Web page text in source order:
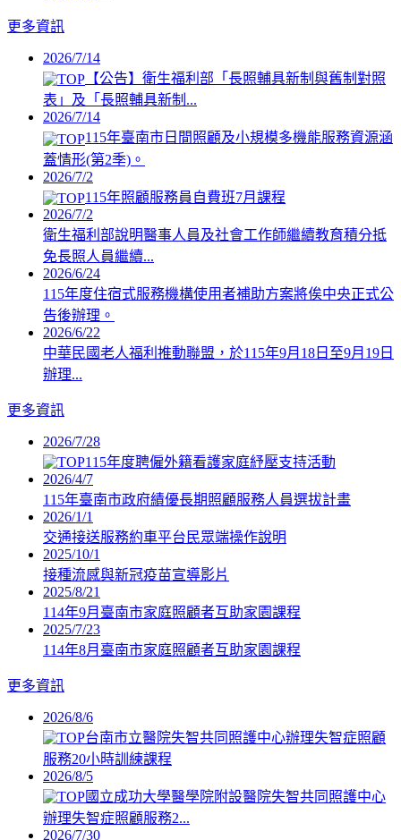
更多資訊
2026/7/14
【公告】衛生福利部「長照輔具新制與舊制對照
表」及「長照輔具新制...
2026/7/14
115年臺南市日間照顧及小規模多機能服務資源涵
蓋情形(第2季)。
2026/7/2
115年照顧服務員自費班7月課程
2026/7/2
衛生福利部說明醫事人員及社會工作師繼續教育積分抵
免長照人員繼續...
2026/6/24
115年度住宿式服務機構使用者補助方案將俟中央正式公
告後辦理。
2026/6/22
中華民國老人福利推動聯盟，於115年9月18日至9月19日
辦理...
更多資訊
2026/7/28
115年度聘僱外籍看護家庭紓壓支持活動
2026/4/7
115年臺南市政府績優長期照顧服務人員選拔計畫
2026/1/1
交通接送服務約車平台民眾端操作說明
2025/10/1
接種流感與新冠疫苗宣導影片
2025/8/21
114年9月臺南市家庭照顧者互助家園課程
2025/7/23
114年8月臺南市家庭照顧者互助家園課程
更多資訊
2026/8/6
台南市立醫院失智共同照護中心辦理失智症照顧
服務20小時訓練課程
2026/8/5
國立成功大學醫學院附設醫院失智共同照護中心
辦理失智症照顧服務2...
2026/7/30